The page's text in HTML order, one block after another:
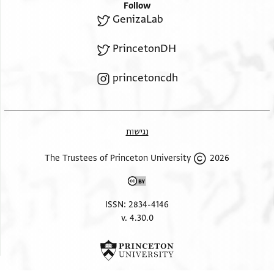
Follow
GenizaLab
PrincetonDH
princetoncdh
נגישות
2026 The Trustees of Princeton University
ISSN: 2834-4146
v. 4.30.0